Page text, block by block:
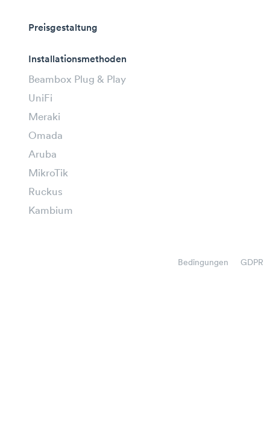
Preisgestaltung
Installationsmethoden
Beambox Plug & Play
UniFi
Meraki
Omada
Aruba
MikroTik
Ruckus
Kambium
Bedingungen GDPR